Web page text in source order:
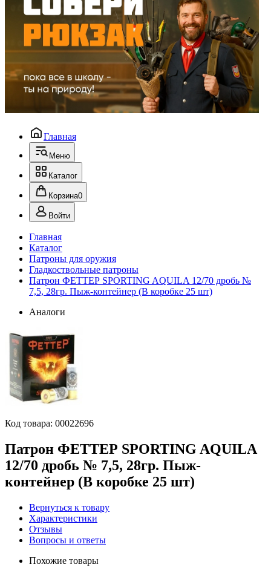
Главная
Меню
Каталог
Корзина0
Войти
Главная
Каталог
Патроны для оружия
Гладкоствольные патроны
Патрон ФЕТТЕР SPORTING AQUILA 12/70 дробь №
7,5, 28гр. Пыж-контейнер (В коробке 25 шт)
Аналоги
Код товара: 00022696
Патрон ФЕТТЕР SPORTING AQUILA
12/70 дробь № 7,5, 28гр. Пыж-
контейнер (В коробке 25 шт)
Вернуться к товару
Характеристики
Отзывы
Вопросы и ответы
Похожие товары